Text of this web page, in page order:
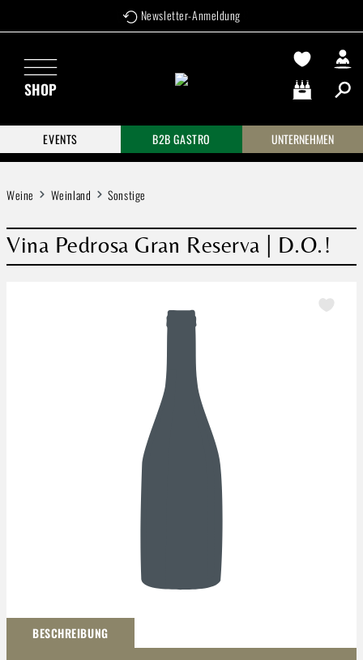
Zum Hauptinhalt springen Newsletter-Anmeldung
SHOP
Warenkorb
EVENTS
B2B GASTRO UNTERNEHMEN
Weine Weinland Sonstige
Vina Pedrosa Gran Reserva | D.O.!
BESCHREIBUNG